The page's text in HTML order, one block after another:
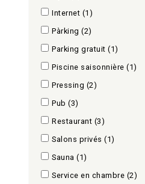
Internet (1)
Pàrking (2)
Parking gratuit (1)
Piscine saisonnière (1)
Pressing (2)
Pub (3)
Restaurant (3)
Salons privés (1)
Sauna (1)
Service en chambre (2)